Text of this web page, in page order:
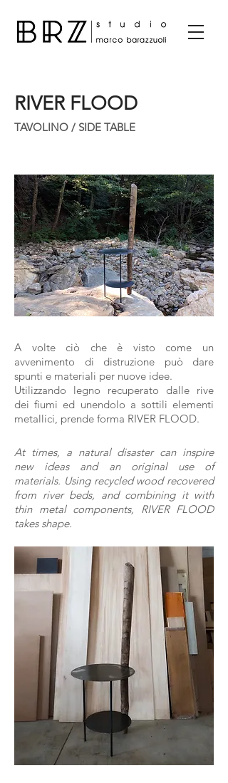
RIVER FLOOD
TAVOLINO / SIDE TABLE
A volte ciò che è visto come un
avvenimento di distruzione può dare
spunti e materiali per nuove idee.
Utilizzando legno recuperato dalle rive
dei fiumi ed unendolo a sottili elementi
metallici, prende forma RIVER FLOOD.
At times, a natural disaster can inspire
new ideas and an original use of
materials. Using recycled wood recovered
from river beds, and combining it with
thin metal components, RIVER FLOOD
takes shape.